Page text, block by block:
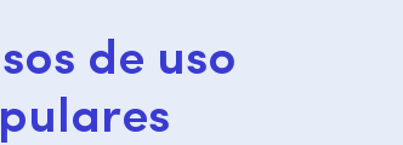
sos de uso
pulares